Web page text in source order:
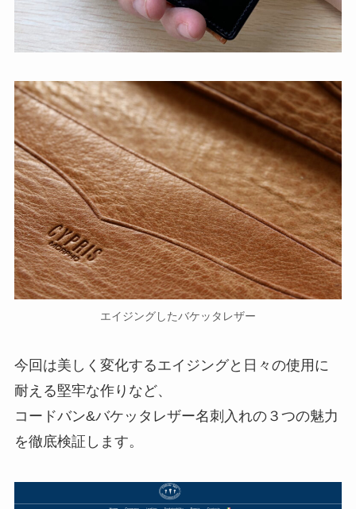
エイジングしたバケッタレザー
今回は美しく変化するエイジングと日々の使用に
耐える堅牢な作りなど、
コードバン&バケッタレザー名刺入れの３つの魅力
を徹底検証します。